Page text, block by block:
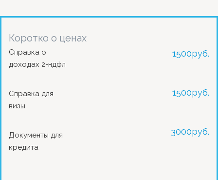
Коротко о ценах
Справка о
доходах 2-ндфл
Справка для
визы
Документы для
кредита
1500руб.
1500руб.
3000руб.